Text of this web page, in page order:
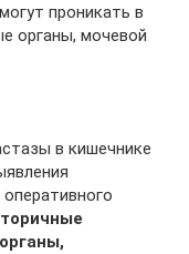
проникать в
органы, мочевой
в кишечнике